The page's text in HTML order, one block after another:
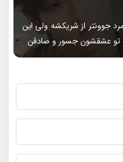
جوونتر از شریکشه ولی این
و تو عشقشون جسور و صادقن